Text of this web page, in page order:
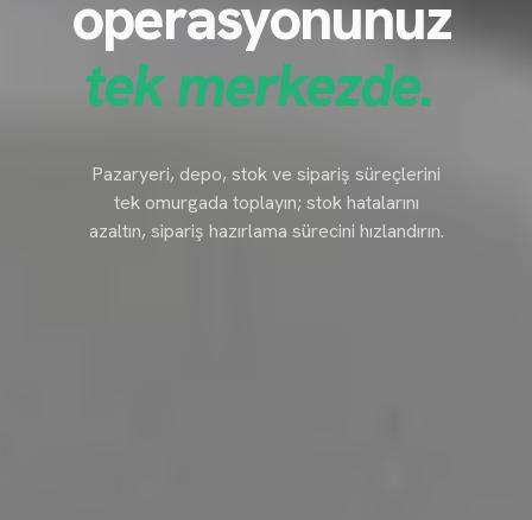
operasyonunuz
tek merkezde.
Pazaryeri, depo, stok ve sipariş süreçlerini
tek omurgada toplayın; stok hatalarını
azaltın, sipariş hazırlama sürecini hızlandırın.